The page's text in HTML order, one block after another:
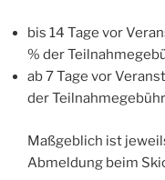
bis 14 Tage vor
% der
ab 7 Tage vor
der Teilnahmegebühr
Maßgeblich ist
Abmeldung beim